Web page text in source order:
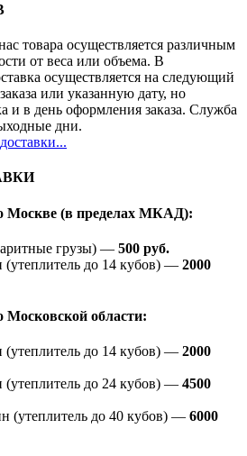
товара осуществляется различным
от веса или объема. В
осуществляется на следующий
или указанную дату, но
и в день оформления заказа. Служба
дни.
Москве (в пределах МКАД):
грузы) — 500 руб.
(утеплитель до 14 кубов) — 2000
Московской области:
(утеплитель до 14 кубов) — 2000
(утеплитель до 24 кубов) — 4500
(утеплитель до 40 кубов) — 6000